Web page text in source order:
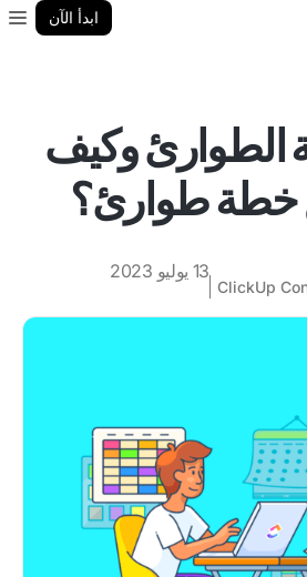
ابدأ الآن
وكيف
خطة طوارئ؟
ClickUp
13 يوليو 2023